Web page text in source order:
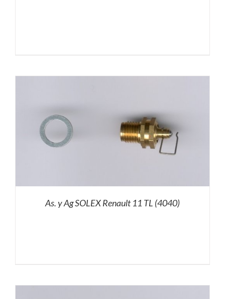
As. y Ag SOLEX Renault 11 TL (4040)